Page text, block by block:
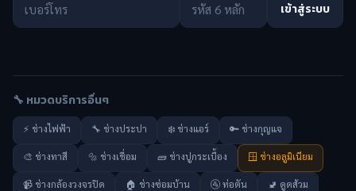
เข้าสู่ระบบ
🔧 หมวดบริการอื่นๆ
⚡ ช่างไฟฟ้า 🔧 ช่างประปา ❄️ ช่างแอร์ 🔑 ช่างกุญแจ
🎨 ช่างทาสี 🔩 ช่างเชื่อม 🧱 ช่างปูกระเบื้อง 🪟 ช่างอลูมิเนียม
📹 ช่างกล้องวงจรปิด 🏠 ช่างซ่อมบ้าน 🚰 ท่อตัน 🚽 ดูดส้วม